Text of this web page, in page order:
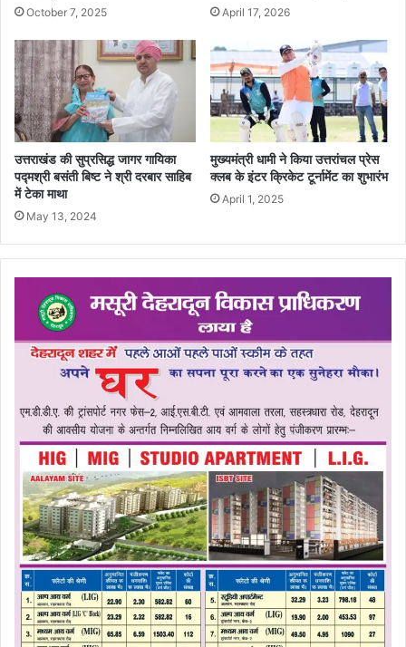
October 7, 2025 April 17, 2026
उत्तराखंड की सुप्रसिद्ध जागर गायिका
पद्मश्री बसंती बिष्ट ने श्री दरबार साहिब
में टेका माथा
May 13, 2024
मुख्यमंत्री धामी ने किया उत्तरांचल प्रेस
क्लब के इंटर क्रिकेट टूर्नामेंट का शुभारंभ
April 1, 2025